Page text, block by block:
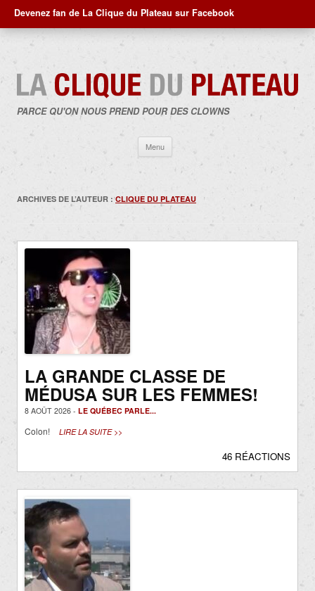
Devenez fan de La Clique du Plateau sur Facebook
PARCE QU'ON NOUS PREND POUR DES CLOWNS
Menu
contenu
ARCHIVES DE L’AUTEUR :CLIQUE DU PLATEAU
LA GRANDE CLASSE DE
MÉDUSA SUR LES FEMMES!
8 AOÛT 2026 - LE QUÉBEC PARLE...
Colon! LIRE LA SUITE >>
46 RÉACTIONS